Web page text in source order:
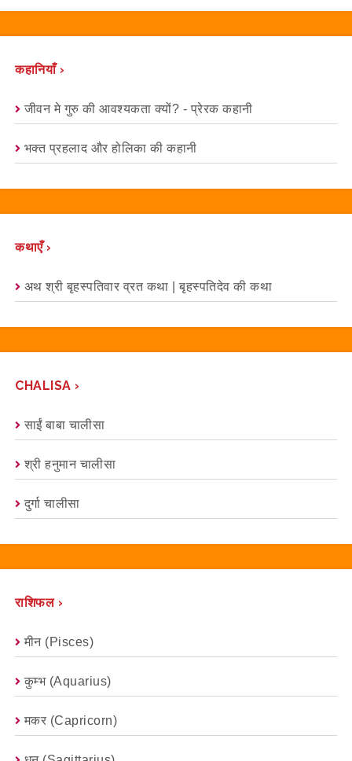
कहानियाँ ›
जीवन मे गुरु की आवश्यकता क्यों? - प्रेरक कहानी
भक्त प्रहलाद और होलिका की कहानी
कथाएँ ›
अथ श्री बृहस्पतिवार व्रत कथा | बृहस्पतिदेव की कथा
CHALISA ›
साईं बाबा चालीसा
श्री हनुमान चालीसा
दुर्गा चालीसा
राशिफल ›
मीन (Pisces)
कुम्भ (Aquarius)
मकर (capricorn)